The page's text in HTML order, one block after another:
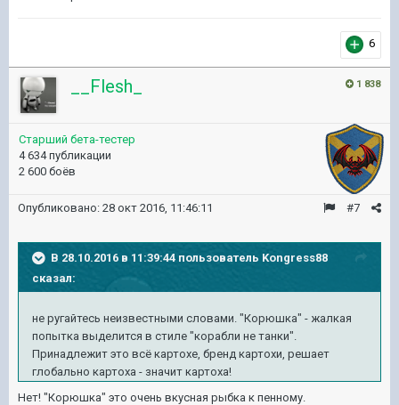
6
1 838
__Flesh_
Старший бета-тестер
4 634 публикации
2 600 боёв
#7
Опубликовано: 28 окт 2016, 11:46:11
В 28.10.2016 в 11:39:44 пользователь Kongress88
сказал:
не ругайтесь неизвестными словами. "Корюшка" - жалкая
попытка выделится в стиле "корабли не танки".
Принадлежит это всё картохе, бренд картохи, решает
глобально картоха - значит картоха!
Нет! "Корюшка" это очень вкусная рыбка к пенному.